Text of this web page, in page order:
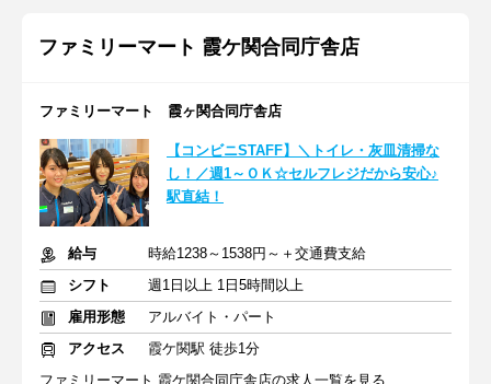
ファミリーマート 霞ケ関合同庁舎店
ファミリーマート 霞ヶ関合同庁舎店
【コンビニSTAFF】＼トイレ・灰皿清掃な
し！／週1～ＯＫ☆セルフレジだから安心♪
駅直結！
給与
時給1238～1538円～＋交通費支給
シフト
週1日以上 1日5時間以上
雇用形態
アルバイト・パート
アクセス
霞ケ関駅 徒歩1分
ファミリーマート 霞ケ関合同庁舎店の求人一覧を見る